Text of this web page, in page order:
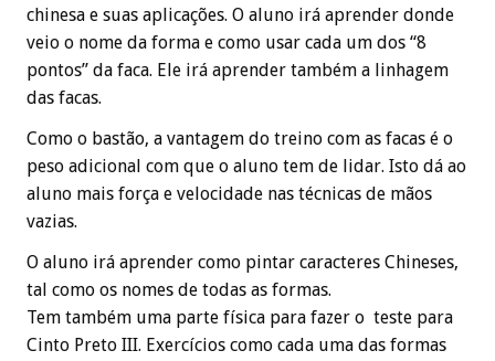
chinesa e suas aplicações. O aluno irá aprender donde
veio o nome da forma e como usar cada um dos “8
pontos” da faca. Ele irá aprender também a linhagem
das facas.
Como o bastão, a vantagem do treino com as facas é o
peso adicional com que o aluno tem de lidar. Isto dá ao
aluno mais força e velocidade nas técnicas de mãos
vazias.
O aluno irá aprender como pintar caracteres Chineses,
tal como os nomes de todas as formas.
Tem também uma parte física para fazer o teste para
Cinto Preto III. Exercícios como cada uma das formas